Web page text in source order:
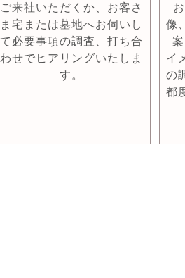
ご来社いただくか、お客さ
ま宅または墓地へお伺いし
て必要事項の調査、打ち合
わせでヒアリングいたしま
す。
像
イ
の
都